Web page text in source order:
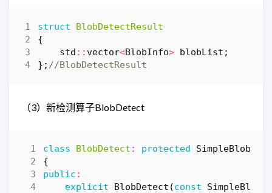
struct
BlobDetectResult
{
std ::vector<BlobInfo> blobList ;
};
（3）新检测算子BlobDetect
class BlobDetect : protected
{
public :
explicit
BlobDetect (const